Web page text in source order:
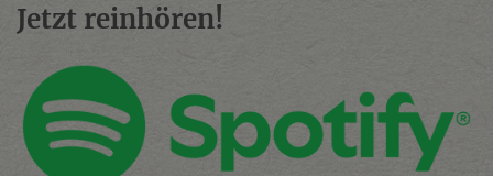
Jetzt reinhören!